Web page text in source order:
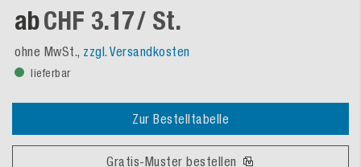
abCHF 3.17/ St.
ohne MwSt., zzgl. Versandkosten
lieferbar
Zur Bestelltabelle
Gratis-Muster bestellen